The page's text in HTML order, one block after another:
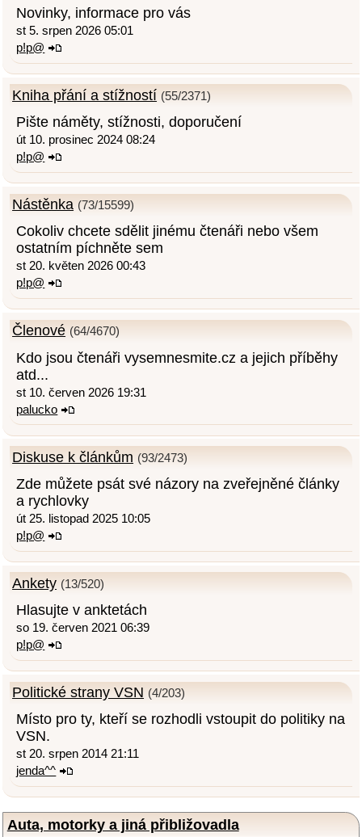
Novinky, informace pro vás
st 5. srpen 2026 05:01
p!p@
Kniha přání a stížností (55/2371)
Pište náměty, stížnosti, doporučení
út 10. prosinec 2024 08:24
p!p@
Nástěnka (73/15599)
Cokoliv chcete sdělit jinému čtenáři nebo všem
ostatním píchněte sem
st 20. květen 2026 00:43
p!p@
Členové (64/4670)
Kdo jsou čtenáři vysemnesmite.cz a jejich příběhy
atd...
st 10. červen 2026 19:31
palucko
Diskuse k článkům (93/2473)
Zde můžete psát své názory na zveřejněné články
a rychlovky
út 25. listopad 2025 10:05
p!p@
Ankety (13/520)
Hlasujte v anktetách
so 19. červen 2021 06:39
p!p@
Politické strany VSN (4/203)
Místo pro ty, kteří se rozhodli vstoupit do politiky na
VSN.
st 20. srpen 2014 21:11
jenda^^
Auta, motorky a jiná přibližovadla